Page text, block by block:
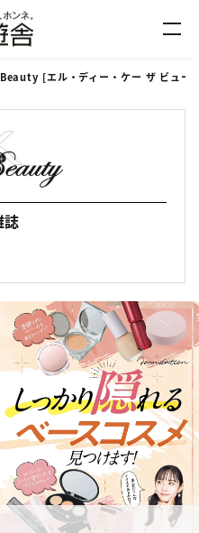
[エル・ディー・ケー ザ ビュー
誌